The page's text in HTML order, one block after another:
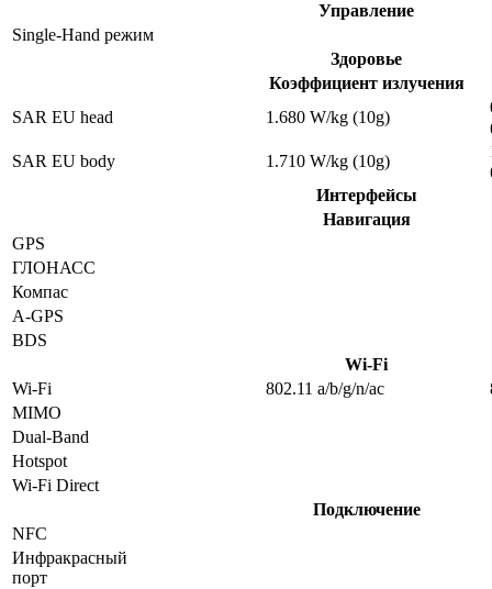
Управление
Single-Hand режим
Здоровье
Коэффициент излучения
SAR EU head
1.680 W/kg (10g)
SAR EU body
1.710 W/kg (10g)
Интерфейсы
Навигация
GPS
ГЛОНАСС
Компас
A-GPS
BDS
Wi-Fi
Wi-Fi
802.11 a/b/g/n/ac
MIMO
Dual-Band
Hotspot
Wi-Fi Direct
Подключение
NFC
Инфракрасный
порт